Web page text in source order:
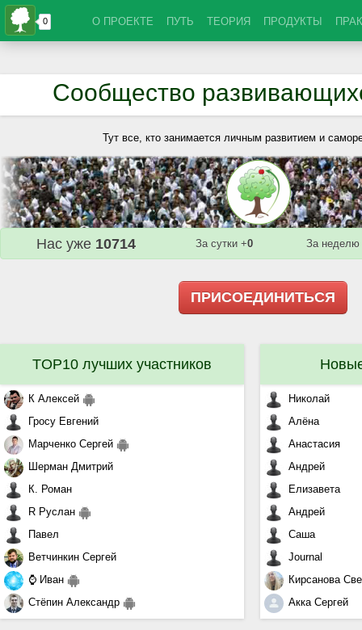
О ПРОЕКТЕ ПУТЬ ТЕОРИЯ ПРОДУКТЫ
Сообщество
Тут все, кто занимается личным развитием и
Нас уже 10714 За сутки +0 За неделю
ПРИСОЕДИНИТЬСЯ
TOP10 лучших участников
К Алексей
Гросу Евгений
Марченко Сергей
Шерман Дмитрий
К. Роман
R Руслан
Павел
Ветчинкин Сергей
⌚ Иван
Стёпин Александр
Николай
Алёна
Анастасия
Андрей
Елизавета
Андрей
Саша
Journal
Кирсанова
Акка Сергей